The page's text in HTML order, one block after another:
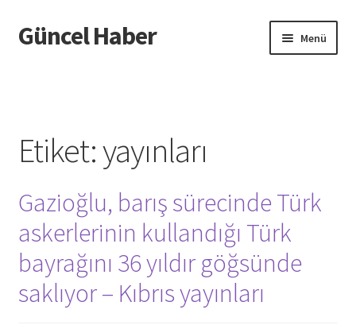
Dolaşıma
geç
İçeriğe
geç
Güncel Haber Menü
Etiket:yayınları
Gazioğlu, barış sürecinde Türk
askerlerinin kullandığı Türk
bayrağını 36 yıldır göğsünde
saklıyor – Kıbrıs yayınları